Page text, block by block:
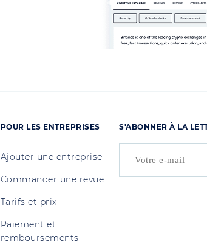
POUR LES ENTREPRISES
Ajouter une entreprise
Commander une revue
Tarifs et prix
Paiement et
remboursements
S'ABONNER À LA